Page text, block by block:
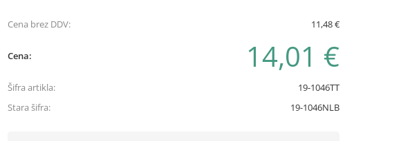
Cena brez DDV: 11,48 €
Cena: 14,01 €
Šifra artikla:
19-1046TT
Stara šifra:
19-1046NLB